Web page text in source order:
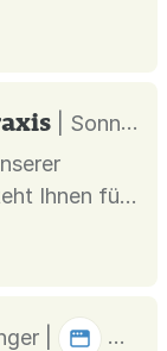
Katzen,
| Sonneberg |
Ihnen für
zur
|